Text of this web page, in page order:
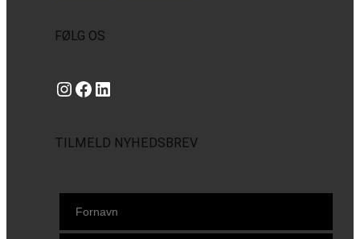
FØLG OS
Instagram https://www.facebook.com/danishbeachvolleytour LinkedIn
TILMELD NYHEDSBREV